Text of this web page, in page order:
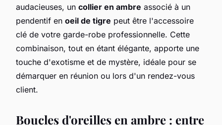
audacieuses, un collier en ambre associé à un
pendentif en oeil de tigre peut être l'accessoire
clé de votre garde-robe professionnelle. Cette
combinaison, tout en étant élégante, apporte une
touche d'exotisme et de mystère, idéale pour se
démarquer en réunion ou lors d'un rendez-vous
client.
Boucles d'oreilles en ambre : entre